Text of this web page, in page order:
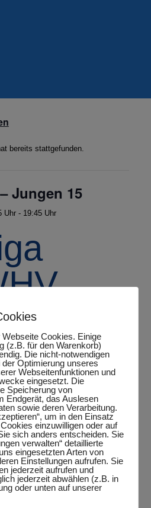
bereits stattgefunden.
Jungen 15
Uhr- 19:45 Uhr
15Cookies. Einige
(z.B. für den Warenkorb)
Die nicht-notwendigen
Optimierung unseres
Webseitenfunktionen und
eingesetzt. Die
Speicherung von
Endgerät, das Auslesen
sowie deren Verarbeitung.
um in den Einsatz
einzuwilligen oder auf
sich anders entscheiden. Sie
verwalten“ detaillierte
eingesetzten Arten von
Einstellungen aufrufen. Sie
jederzeit aufrufen und
jederzeit abwählen (z.B. in
oder unten auf unserer